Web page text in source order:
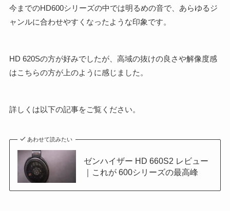
今までのHD600シリーズの中では明るめの音で、あらゆるジ
ャンルに合わせやすくなったような印象です。
HD 620Sの方が好みでしたが、高域の抜けの良さや解像度感
はこちらの方が上のように感じました。
詳しくは以下の記事をご覧ください。
あわせて読みたい
ゼンハイザー HD 660S2 レビュー
｜これが 600シリーズの最高峰